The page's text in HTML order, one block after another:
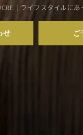
| ライフスタイルに
せ ご